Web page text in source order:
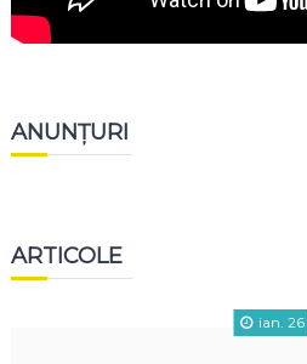
ANUNȚURI
ARTICOLE
ian. 26